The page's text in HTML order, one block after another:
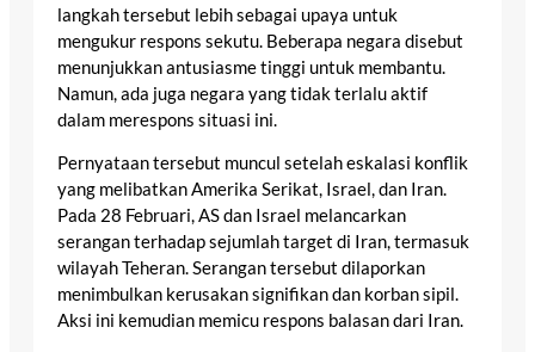
langkah tersebut lebih sebagai upaya untuk
mengukur respons sekutu. Beberapa negara disebut
menunjukkan antusiasme tinggi untuk membantu.
Namun, ada juga negara yang tidak terlalu aktif
dalam merespons situasi ini.
Pernyataan tersebut muncul setelah eskalasi konflik
yang melibatkan Amerika Serikat, Israel, dan Iran.
Pada 28 Februari, AS dan Israel melancarkan
serangan terhadap sejumlah target di Iran, termasuk
wilayah Teheran. Serangan tersebut dilaporkan
menimbulkan kerusakan signifikan dan korban sipil.
Aksi ini kemudian memicu respons balasan dari Iran.